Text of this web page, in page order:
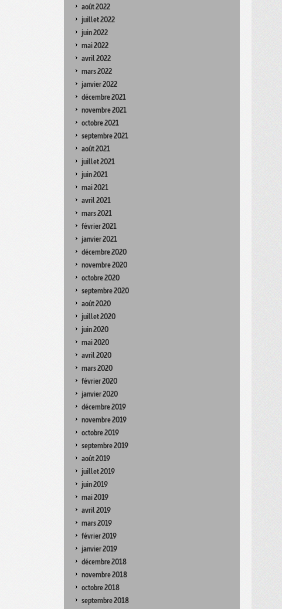
août 2022
juillet 2022
juin 2022
mai 2022
avril 2022
mars 2022
janvier 2022
décembre 2021
novembre 2021
octobre 2021
septembre 2021
août 2021
juillet 2021
juin 2021
mai 2021
avril 2021
mars 2021
février 2021
janvier 2021
décembre 2020
novembre 2020
octobre 2020
septembre 2020
août 2020
juillet 2020
juin 2020
mai 2020
avril 2020
mars 2020
février 2020
janvier 2020
décembre 2019
novembre 2019
octobre 2019
septembre 2019
août 2019
juillet 2019
juin 2019
mai 2019
avril 2019
mars 2019
février 2019
janvier 2019
décembre 2018
novembre 2018
octobre 2018
septembre 2018